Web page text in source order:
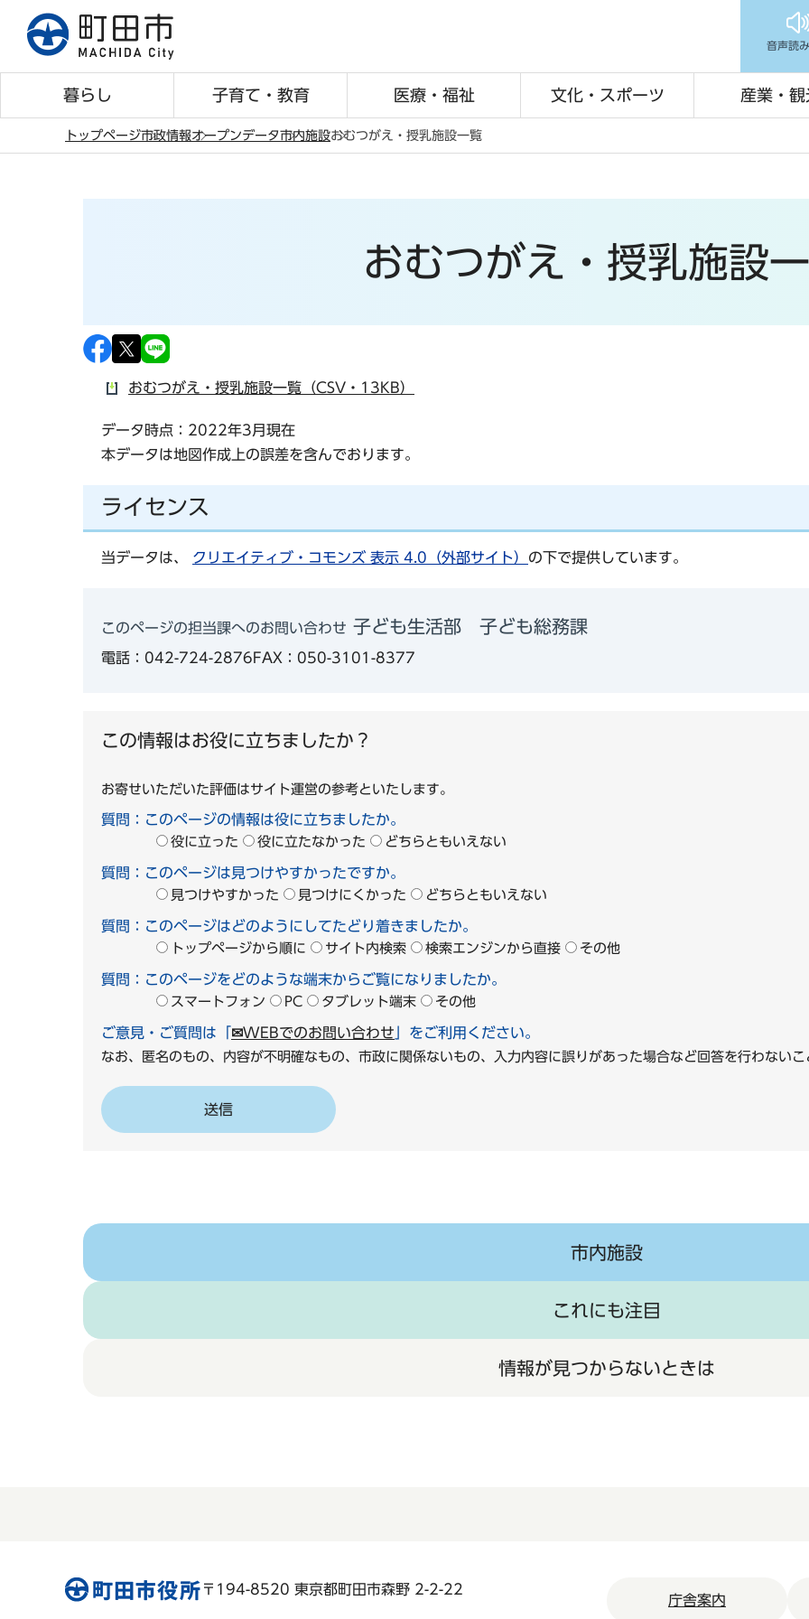
先
音声読
暮らし 子育て・教育 医療・福祉 文化・スポーツ 産業・観
トップページ市政情報オープンデータ市内施設おむつがえ・授乳施設一覧
おむつがえ・授乳施設
おむつがえ・授乳施設一覧（CSV・13KB）
データ時点：2022年3月現在
本データは地図作成上の誤差を含んでおります。
ライセンス
当データは、 クリエイティブ・コモンズ 表示 4.0（外部サイト） の下で提供しています。
このページの担当課へのお問い合わせ 子ども生活部 子ども総務課
電話：042-724-2876FAX：050-3101-8377
この情報はお役に立ちましたか？
お寄せいただいた評価はサイト運営の参考といたします。
質問：このページの情報は役に立ちましたか。
役に立った 役に立たなかった どちらともいえない
質問：このページは見つけやすかったですか。
見つけやすかった 見つけにくかった どちらともいえない
質問：このページはどのようにしてたどり着きましたか。
トップページから順に サイト内検索 検索エンジンから直接 その他
質問：このページをどのような端末からご覧になりましたか。
スマートフォン PC タブレット端末 その他
ご意見・ご質問は「 ✉WEBでのお問い合わせ 」をご利用ください。
なお、匿名のもの、内容が不明確なもの、市政に関係ないもの、入力内容に誤りがあった場合など回答を行わな
市内施設
これにも注目
情報が見つからないときは
〒194-8520 東京都町田市森野 2-2-22
庁舎案内